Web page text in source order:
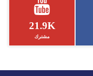
21.9K
مشترك